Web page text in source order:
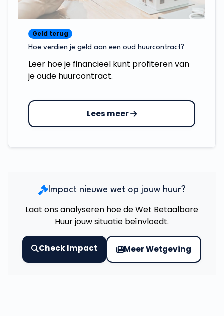
Geld terug
Hoe verdien je geld aan een oud huurcontract?
Leer hoe je financieel kunt profiteren van
je oude huurcontract.
Lees meer
Impact nieuwe wet op jouw huur?
Laat ons analyseren hoe de Wet Betaalbare
Huur jouw situatie beïnvloedt.
Check Impact Meer Wetgeving